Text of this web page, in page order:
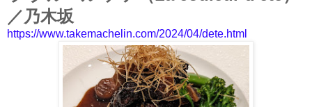
／乃木坂
https://www.takemachelin.com/2024/04/dete.html